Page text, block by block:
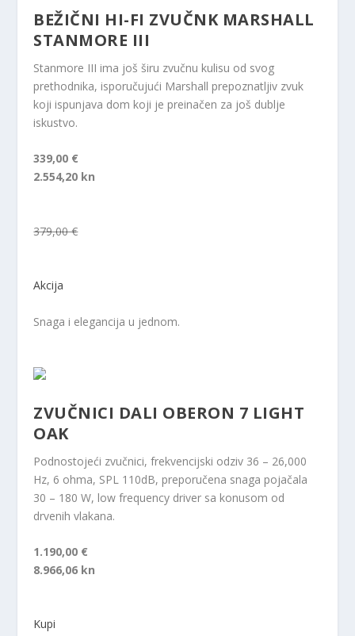
BEŽIČNI HI-FI ZVUČNK MARSHALL
STANMORE III
Stanmore III ima još širu zvučnu kulisu od svog
prethodnika, isporučujući Marshall prepoznatljiv zvuk
koji ispunjava dom koji je preinačen za još dublje
iskustvo.
339,00 €
2.554,20 kn
379,00 €
Akcija
Snaga i elegancija u jednom.
ZVUČNICI DALI OBERON 7 LIGHT
OAK
Podnostojeći zvučnici, frekvencijski odziv 36 – 26,000
Hz, 6 ohma, SPL 110dB, preporučena snaga pojačala
30 – 180 W, low frequency driver sa konusom od
drvenih vlakana.
1.190,00 €
8.966,06 kn
Kupi